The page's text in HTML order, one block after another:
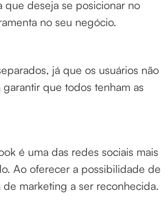
deseja se posicionar no
no seu negócio.
já que os usuários não
que todos tenham as
é uma das redes sociais mais
Ao oferecer a possibilidade de
marketing a ser reconhecida.